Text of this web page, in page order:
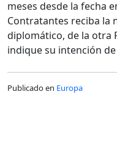
meses desde la fecha
Contratantes reciba la
diplomático, de la otra
indique su intención
Publicado en Europa